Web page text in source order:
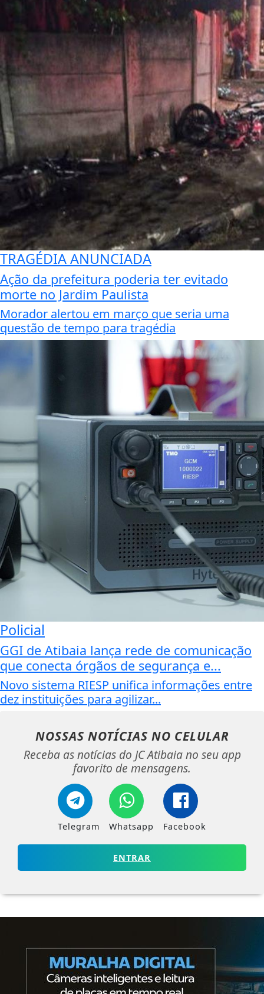
TRAGÉDIA ANUNCIADA
Ação da prefeitura poderia ter evitado
morte no Jardim Paulista
Morador alertou em março que seria uma
questão de tempo para tragédia
Policial
GGI de Atibaia lança rede de comunicação
que conecta órgãos de segurança e...
Novo sistema RIESP unifica informações entre
dez instituições para agilizar...
NOSSAS NOTÍCIAS NO CELULAR
Receba as notícias do JC Atibaia no seu app
favorito de mensagens.
Telegram Whatsapp Facebook
ENTRAR